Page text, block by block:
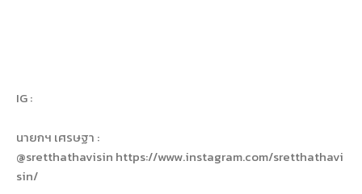
IG :
นายกฯ เศรษฐา :
@sretthathavisin https://www.instagram.com/sretthathavi
sin/